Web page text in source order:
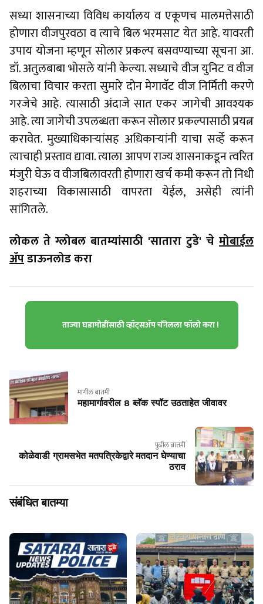
सध्या शासनाच्या विविध कार्यालय व एकूणच मालमत्तेसाठी
होणारा वीजपुरवठा व त्याचे बिल भरमसाट येत आहे. यावरती
उपाय योजना म्हणून सोलार प्रकल्प बसवण्याच्या सूचना आ.
डॉ. अतुलबाबा भोसले यांनी केल्या. सध्याचे वीज युनिट व वीज
बिलाचा विचार करता सुमारे दोन मेगावॅट वीज निर्मिती करणे
गरजेचे आहे. त्यासाठी अंदाजे सात एकर जागेची आवश्यक
आहे. त्या जागेची उपलब्धता करून सोलार प्रकल्पासाठी प्रयत्न
करावेत. मुख्याधिकार्‍यांसह अधिकार्‍यांनी याचा सर्व्हे करून
त्याचाही प्रस्ताव द्यावा. त्याला आपण राज्य शासनाकडून त्वरित
मंजुरी घेऊ व वीजबिलावरती होणारा खर्च कमी करून तो निधी
शहराच्या विकासासाठी वापरता येईल, असेही त्यांनी
सांगितले.
लोकल ते ग्लोबल बातम्यांसाठी 'सातारा टुडे' चे मोबाईल
ॲपडाऊनलोड करा
ताज्या घडामोडींसाठी व्हॉट्सॲप चॅनेलला फॉलो करा !
मागील बातमी
महामार्गावरील 8 ब्लॅक स्पॉट उठताहेत जीवावर
पुढील बातमी
कोळेवाडी ग्रामसभेत मतपत्रिकेद्वारे मतदान घेण्याचा
ठराव
संबंधित बातम्या